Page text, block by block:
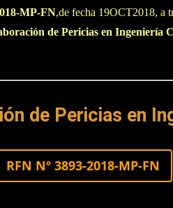
MP-FN,de fecha 19OCT2018, a
de Pericias en Ingeniería
de Pericias en
RFN Nº 3893-2018-MP-FN